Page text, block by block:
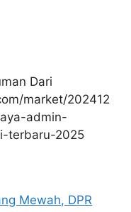
Dari
market/202412
admin-
terbaru-2025
Mewah, DPR